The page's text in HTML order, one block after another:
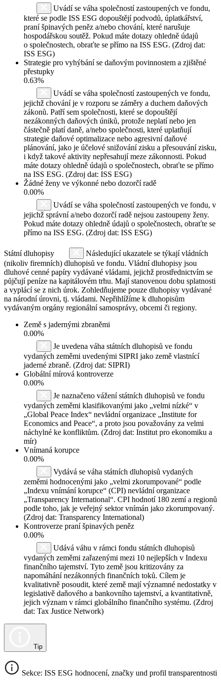
Uvádí se váha společností zastoupených ve fondu,
které se podle ISS ESG dopouštějí podvodů, úplatkářství,
praní špinavých peněz a/nebo chování, které narušuje
hospodářskou soutěž. Pokud máte dotazy ohledně údajů
o společnostech, obraťte se přímo na ISS ESG. (Zdroj dat:
ISS ESG)
Strategie pro vyhýbání se daňovým povinnostem a zjištěné
přestupky
0.63%
Uvádí se váha společností zastoupených ve fondu,
jejichž chování je v rozporu se záměry a duchem daňových
zákonů. Patří sem společnosti, které se dopouštějí
nezákonných daňových úniků, protože neplatí nebo jen
částečně platí daně, a/nebo společnosti, které uplatňují
strategie daňové optimalizace nebo agresivní daňové
plánování, jako je účelové snižování zisku a přesouvání zisku,
i když takové aktivity nepřesahují meze zákonnosti. Pokud
máte dotazy ohledně údajů o společnostech, obraťte se přímo
na ISS ESG. (Zdroj dat: ISS ESG)
Žádné ženy ve výkonné nebo dozorčí radě
0.00%
Uvádí se váha společností zastoupených ve fondu, v
jejichž správní a/nebo dozorčí radě nejsou zastoupeny ženy.
Pokud máte dotazy ohledně údajů o společnostech, obraťte se
přímo na ISS ESG. (Zdroj dat: ISS ESG)
Státní dluhopisy
Následující ukazatele se týkají vládních
(nikoliv firemních) dluhopisů ve fondu. Vládní dluhopisy jsou
dluhové cenné papíry vydávané vládami, jejichž prostřednictvím se
půjčují peníze na kapitálovém trhu. Mají stanovenou dobu splatnosti
a vyplácí se z nich úrok. Zohledňujeme pouze dluhopisy vydávané
na národní úrovni, tj. vládami. Nepřihlížíme k dluhopisům
vydávaným orgány regionální samosprávy, obcemi či regiony.
Země s jadernými zbraněmi
0.00%
Je uvedena váha státních dluhopisů ve fondu
vydaných zeměmi uvedenými SIPRI jako země vlastnící
jaderné zbraně. (Zdroj dat: SIPRI)
Globální mírová kontroverze
0.00%
Je naznačeno vážení státních dluhopisů ve fondu
vydaných zeměmi klasifikovanými jako „velmi nízké“ v
„Global Peace Index“ nevládní organizace „Institute for
Economics and Peace“, a proto jsou považovány za velmi
náchylné ke konfliktům. (Zdroj dat: Institut pro ekonomiku a
mír)
Vnímaná korupce
0.00%
Vydává se váha státních dluhopisů vydaných
zeměmi hodnocenými jako „velmi zkorumpované“ podle
„Indexu vnímání korupce“ (CPI) nevládní organizace
„Transparency International“. CPI hodnotí 180 zemí a regionů
podle toho, jak je veřejný sektor vnímán jako zkorumpovaný.
(Zdroj dat: Transparency International)
Kontroverze praní špinavých peněz
0.00%
Udává váhu v rámci fondu státních dluhopisů
vydaných zeměmi zařazenými mezi 10 nejlepších v Indexu
finančního tajemství. Tyto země jsou kritizovány za
napomáhání nezákonných finančních toků. Cílem je
kvalitativně posoudit, které země mají významné nedostatky v
legislativě daňového a bankovního tajemství, a kvantitativně,
jejich význam v rámci globálního finančního systému. (Zdroj
dat: Tax Justice Network)
Tip
Sekce: ISS ESG hodnocení, značky und profil transparentnosti